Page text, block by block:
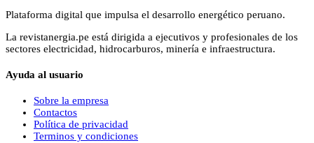
Plataforma digital que impulsa el desarrollo energético peruano.
La revistanergia.pe está dirigida a ejecutivos y profesionales de los
sectores electricidad, hidrocarburos, minería e infraestructura.
Ayuda al usuario
Sobre la empresa
Contactos
Política de privacidad
Terminos y condiciones